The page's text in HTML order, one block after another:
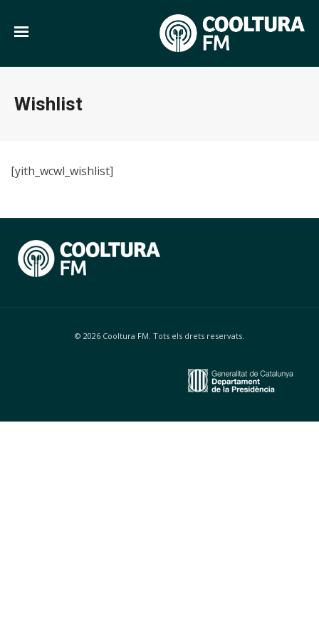
Wishlist
[yith_wcwl_wishlist]
© 2026 Cooltura FM. Tots els drets reservats.